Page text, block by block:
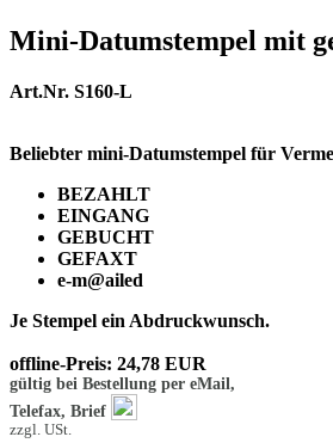
Mini-Datumstempel mit
Art.Nr. S160-L
Beliebter mini-Datumstempel für
BEZAHLT
EINGANG
GEBUCHT
GEFAXT
e-m@ailed
Je Stempel ein Abdruckwunsch.
offline-Preis: 24,78 EUR
gültig bei Bestellung per eMail,
Telefax, Brief
zzgl. USt.